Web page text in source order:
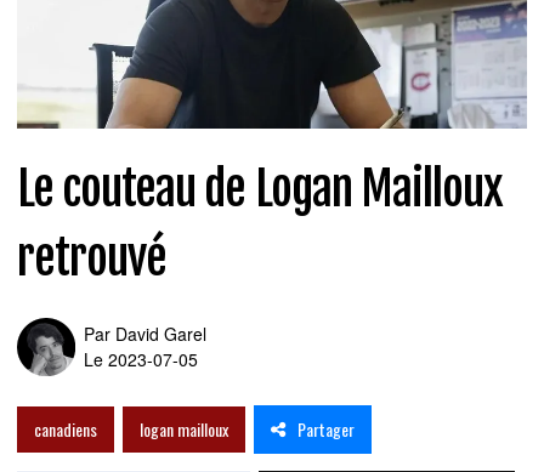
Le couteau de Logan Mailloux
retrouvé
Par David Garel
Le 2023-07-05
canadiens logan mailloux Partager